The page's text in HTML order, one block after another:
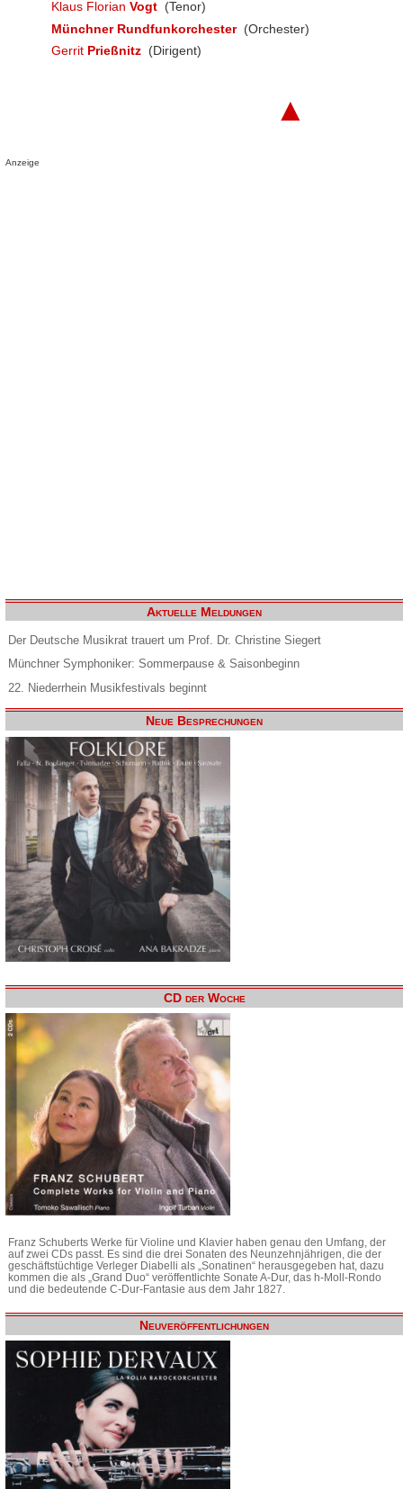
Klaus Florian Vogt (Tenor)
Münchner Rundfunkorchester (Orchester)
Gerrit Prießnitz (Dirigent)
▲
Anzeige
Aktuelle Meldungen
Der Deutsche Musikrat trauert um Prof. Dr. Christine Siegert
Münchner Symphoniker: Sommerpause & Saisonbeginn
22. Niederrhein Musikfestivals beginnt
Neue Besprechungen
CD der Woche
Franz Schuberts Werke für Violine und Klavier haben genau den Umfang, der
auf zwei CDs passt. Es sind die drei Sonaten des Neunzehnjährigen, die der
geschäftstüchtige Verleger Diabelli als „Sonatinen“ herausgegeben hat, dazu
kommen die als „Grand Duo“ veröffentlichte Sonate A-Dur, das h-Moll-Rondo
und die bedeutende C-Dur-Fantasie aus dem Jahr 1827.
Neuveröffentlichungen